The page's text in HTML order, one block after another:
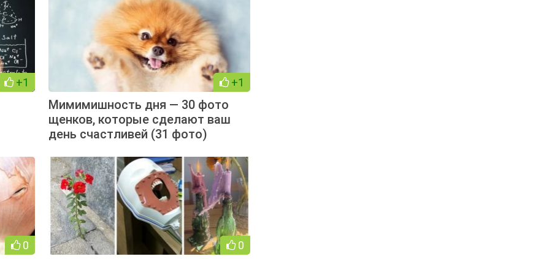
+1 +1
Мимимишность дня — 30 фото
щенков, которые сделают ваш
день счастливей (31 фото)
0 0